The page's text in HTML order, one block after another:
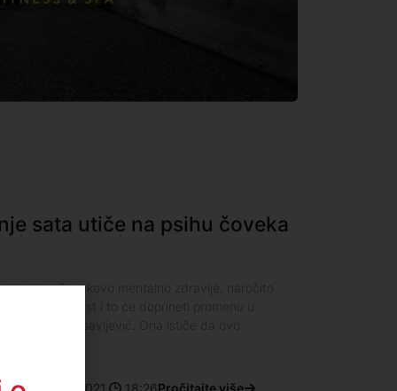
sata utiče na psihu čoveka
na čovekovo mentalno zdravlje, naročito